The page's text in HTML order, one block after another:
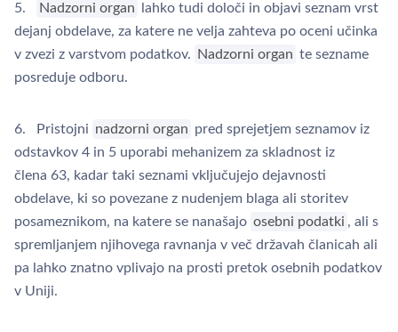
5. Nadzorni organ
lahko tudi določi in objavi seznam vrst
dejanj obdelave, za katere ne velja zahteva po oceni učinka
v zvezi z varstvom podatkov.
Nadzorni organ te sezname
posreduje odboru.
6. Pristojni nadzorni organ pred sprejetjem seznamov iz
odstavkov 4 in 5 uporabi mehanizem za skladnost iz
člena 63, kadar taki seznami vključujejo dejavnosti
obdelave, ki so povezane z nudenjem blaga ali storitev
posameznikom, na katere se nanašajo osebni podatki , ali s
spremljanjem njihovega ravnanja v več državah članicah ali
pa lahko znatno vplivajo na prosti pretok osebnih podatkov
v Uniji.